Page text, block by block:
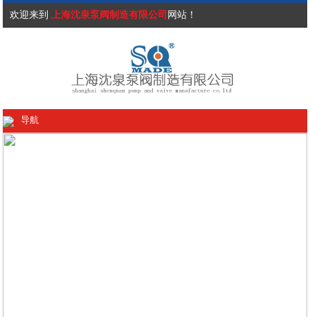
欢迎来到 上海沈泉泵阀制造有限公司 网站！
导航